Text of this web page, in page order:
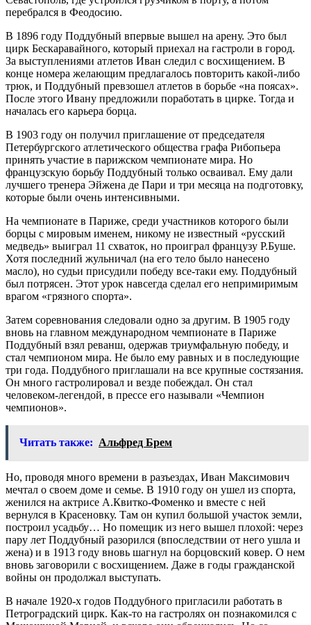
перебрался в Феодосию.
В 1896 году Поддубный впервые вышел на арену. Это был
цирк Бескаравайного, который приехал на гастроли в город.
За выступлениями атлетов Иван следил с восхищением. В
конце номера желающим предлагалось повторить какой-либо
трюк, и Поддубный превзошел атлетов в борьбе «на поясах».
После этого Ивану предложили поработать в цирке. Тогда и
началась его карьера борца.
В 1903 году он получил приглашение от председателя
Петербургского атлетического общества графа Рибопьера
принять участие в парижском чемпионате мира. Но
французскую борьбу Поддубный только осваивал. Ему дали
лучшего тренера Эйжена де Пари и три месяца на подготовку,
которые были очень интенсивными.
На чемпионате в Париже, среди участников которого были
борцы с мировым именем, никому не известный «русский
медведь» выиграл 11 схваток, но проиграл французу Р.Буше.
Хотя последний жульничал (на его тело было нанесено
масло), но судьи присудили победу все-таки ему. Поддубный
был потрясен. Этот урок навсегда сделал его непримиримым
врагом «грязного спорта».
Затем соревнования следовали одно за другим. В 1905 году
вновь на главном международном чемпионате в Париже
Поддубный взял реванш, одержав триумфальную победу, и
стал чемпионом мира. Не было ему равных и в последующие
три года. Поддубного приглашали на все крупные состязания.
Он много гастролировал и везде побеждал. Он стал
человеком-легендой, в прессе его называли «Чемпион
чемпионов».
Читать также: Альфред Брем
Но, проводя много времени в разъездах, Иван Максимович
мечтал о своем доме и семье. В 1910 году он ушел из спорта,
женился на актрисе А.Квитко-Фоменко и вместе с ней
вернулся в Красеновку. Там он купил большой участок земли,
построил усадьбу… Но помещик из него вышел плохой: через
пару лет Поддубный разорился (впоследствии от него ушла и
жена) и в 1913 году вновь шагнул на борцовский ковер. О нем
вновь заговорили с восхищением. Даже в годы гражданской
войны он продолжал выступать.
В начале 1920-х годов Поддубного пригласили работать в
Петроградский цирк. Как-то на гастролях он познакомился с